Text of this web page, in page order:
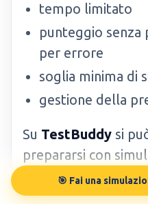
tempo limitato
punteggio senza
per errore
soglia minima di
gestione della
Su TestBuddy si
prepararsi con
argomento,
L’obiettivo è
🎯 Fai una